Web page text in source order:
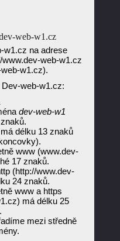
web-w1.cz
w1.cz na adrese
web-w1.cz
w1.cz).
web-w1.cz:
dev-web-w1
délku 13 znaků
www (www.dev-
17 znaků.
(http://www.dev-
24 znaků.
www a https
má délku 25
mezi středně